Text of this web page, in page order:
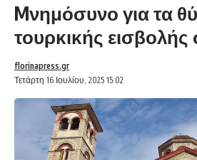
Mνημόσυνο για τα
τουρκικής
Τετάρτη 16 Ιουλίου, 2025 15:02
florinapress.gr